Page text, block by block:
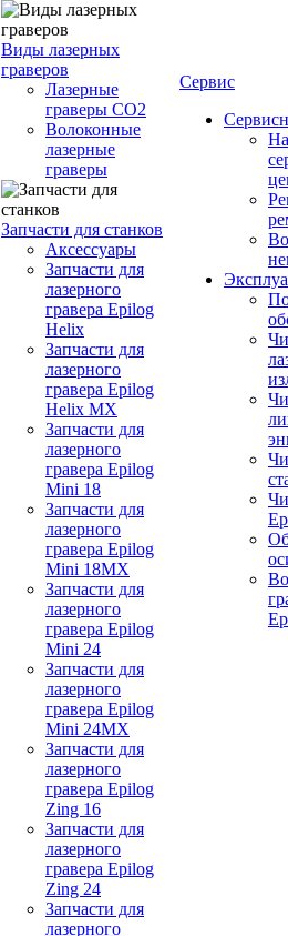
Виды лазерных
граверов
Лазерные
граверы СО2
Волоконные
лазерные
граверы
Запчасти для станков
Аксессуары
Запчасти для
лазерного
гравера Epilog
Helix
Запчасти для
лазерного
гравера Epilog
Helix MX
Запчасти для
лазерного
гравера Epilog
Mini 18
Запчасти для
лазерного
гравера Epilog
Mini 18MX
Запчасти для
лазерного
гравера Epilog
Mini 24
Запчасти для
лазерного
гравера Epilog
Mini 24MX
Запчасти для
лазерного
гравера Epilog
Zing 16
Запчасти для
лазерного
гравера Epilog
Zing 24
Запчасти для
лазерного
Сервис